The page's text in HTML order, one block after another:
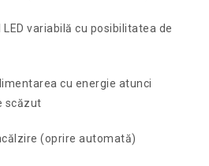
variabilă cu posibilitatea de
cu energie atunci
scăzut
(oprire automată)